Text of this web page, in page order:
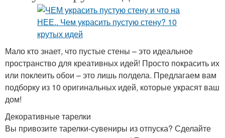
Мало кто знает, что пустые стены – это идеальное
пространство для креативных идей! Просто покрасить их
или поклеить обои – это лишь полдела. Предлагаем вам
подборку из 10 оригинальных идей, которые украсят ваш
дом!
Декоративные тарелки
Вы привозите тарелки-сувениры из отпуска? Сделайте